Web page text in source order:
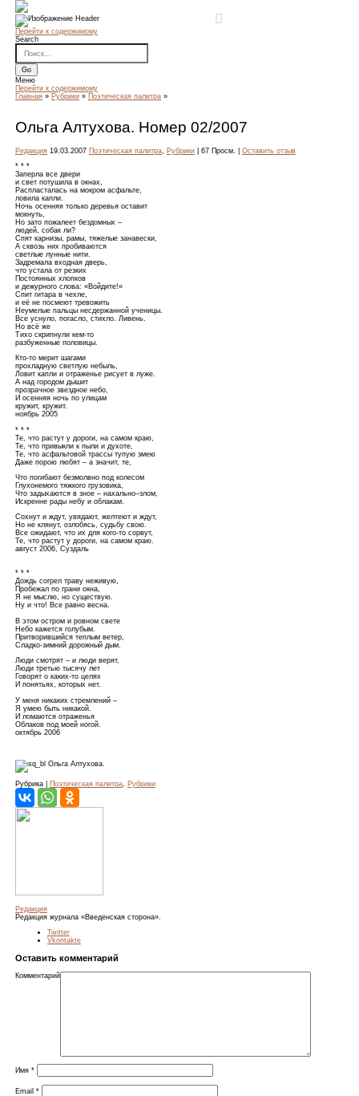
Перейти к содержимому
Search
Меню
Перейти к содержимому
Главная» Рубрики» Поэтическая палитра»
Ольга Алтухова. Номер 02/2007
Редакция 19.03.2007 Поэтическая палитра, Рубрики| 67 Просм. | Оставить отзыв
* * *
Заперла все двери
и свет потушила в окнах,
Распласталась на мокром асфальте,
ловила капли.
Ночь осенняя только деревья оставит
мокнуть,
Но зато пожалеет бездомных –
людей, собак ли?
Спят карнизы, рамы, тяжелые занавески,
А сквозь них пробиваются
светлые лунные нити.
Задремала входная дверь,
что устала от резких
Постоянных хлопков
и дежурного слова: «Войдите!»
Спит гитара в чехле,
и её не посмеют тревожить
Неумелые пальцы несдержанной ученицы.
Все уснуло, погасло, стихло. Ливень.
Но всё же
Тихо скрипнули кем-то
разбуженные половицы.
Кто-то мерит шагами
прохладную светлую небыль,
Ловит капли и отраженье рисует в луже.
А над городом дышит
прозрачное звездное небо,
И осенняя ночь по улицам
кружит, кружит.
ноябрь 2005
* * *
Те, что растут у дороги, на самом краю,
Те, что привыкли к пыли и духоте,
Те, что асфальтовой трассы тупую змею
Даже порою любят – а значит, те,
Что погибают безмолвно под колесом
Глухонемого тяжкого грузовика,
Что задыхаются в зное – нахально–злом,
Искренне рады небу и облакам.
Сохнут и ждут, увядают, желтеют и ждут,
Но не клянут, озлобясь, судьбу свою.
Все ожидают, что их для кого-то сорвут,
Те, что растут у дороги, на самом краю.
август 2006, Суздаль
* * *
Дождь согрел траву неживую,
Пробежал по грани окна,
Я не мыслю, но существую.
Ну и что! Все равно весна.
В этом остром и ровном свете
Небо кажется голубым.
Притворившийся теплым ветер,
Сладко-зимний дорожный дым.
Люди смотрят – и люди верят,
Люди третью тысячу лет
Говорят о каких-то целях
И понятьях, которых нет.
У меня никаких стремлений –
Я умею быть никакой.
И ломаются отраженья
Облаков под моей ногой.
октябрь 2006
Ольга Алтухова.
Рубрика | Поэтическая палитра, Рубрики
Редакция
Редакция журнала «Введенская сторона».
Twitter
Vkontakte
Оставить комментарий
Комментарий
Имя *
Email *